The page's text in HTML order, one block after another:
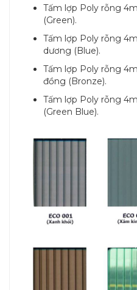
Tấm lợp Poly rỗng
(Green).
Tấm lợp Poly rỗng
dương (Blue).
Tấm lợp Poly rỗng
đồng (Bronze).
Tấm lợp Poly rỗng
(Green Blue).